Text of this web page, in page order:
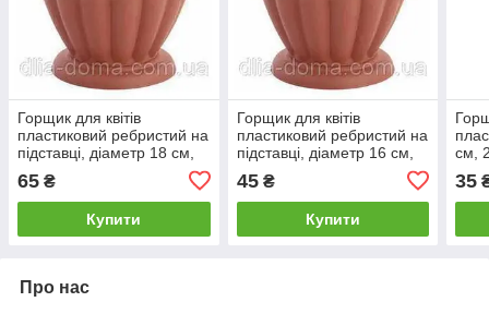
Горщик для квітів
пластиковий ребристий на
підставці, діаметр 18 см,
65 ₴
Купити
Горщик для квітів
пластиковий ребристий на
підставці, діаметр 16 см,
45₴
Купити
см,
35
Про нас